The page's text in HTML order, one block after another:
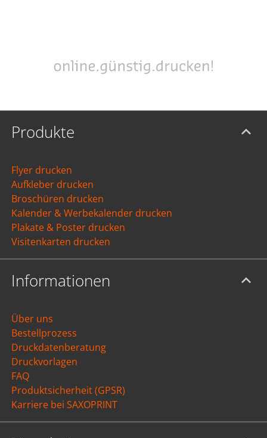
Produkte
Flyer drucken
Aufkleber drucken
Broschüren drucken
Kalender & Werbekalender drucken
Plakate & Poster drucken
Visitenkarten drucken
Informationen
Über uns
Bestellprozess
Druckdatenberatung
Druckvorlagen
FAQ
Produktsicherheit (GPSR)
Karriere bei SAXOPRINT